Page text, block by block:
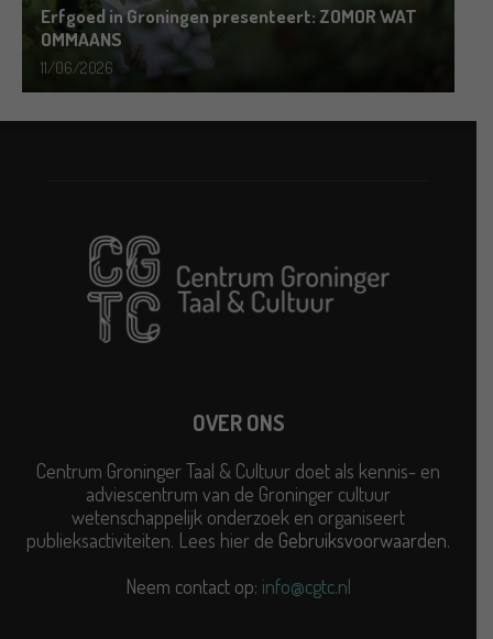
Erfgoed in Groningen presenteert: ZOMOR WAT
OMMAANS
11/06/2026
OVER ONS
Centrum Groninger Taal & Cultuur doet als kennis- en
adviescentrum van de Groninger cultuur
wetenschappelijk onderzoek en organiseert
publieksactiviteiten. Lees hier de Gebruiksvoorwaarden.
Neem contact op: info@cgtc.nl